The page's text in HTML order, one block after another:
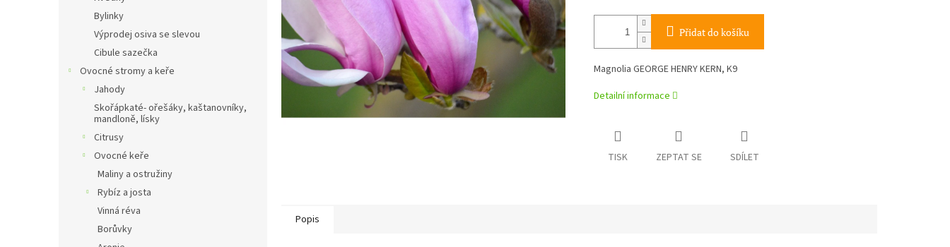
Bylinky
Výprodej osiva se slevou
Cibule sazečka
Ovocné stromy a keře
Jahody
Skořápkaté- ořešáky, kaštanovníky,
mandloně, lísky
Citrusy
Ovocné keře
Maliny a ostružiny
Rybíz a josta
Vinná réva
Borůvky
Přidat do košíku
Magnolia GEORGE HENRY KERN, K9
Detailní informace
TISK ZEPTAT SE SDÍLET
Popis